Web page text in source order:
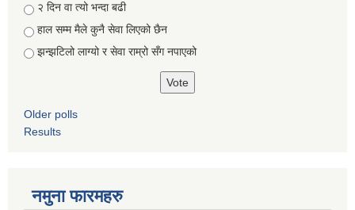
२ दिन वा त्यो भन्दा बढी
हाल सम्म मैले कुनै सेवा लिएको छैन
झन्झटिलो लाग्यो र सेवा राम्रो सँग नपाएको
Older polls
Results
नमुना फारमहरु